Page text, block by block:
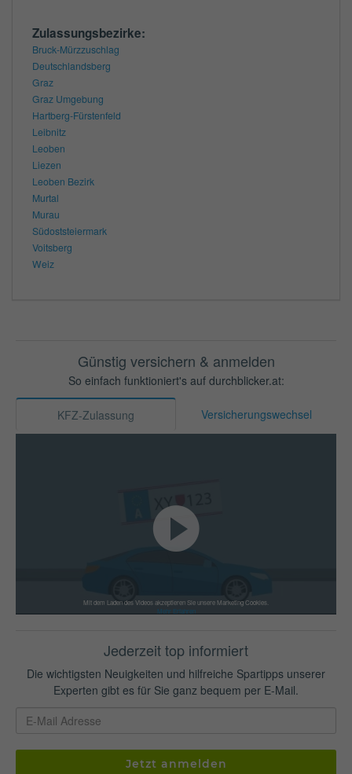
Zulassungsbezirke:
Bruck-Mürzzuschlag
Deutschlandsberg
Graz
Graz Umgebung
Hartberg-Fürstenfeld
Leibnitz
Leoben
Liezen
Leoben Bezirk
Murtal
Murau
Südoststeiermark
Voitsberg
Weiz
Günstig versichern & anmelden
So einfach funktioniert's auf durchblicker.at:
KFZ-Zulassung Versicherungswechsel
Mit dem Laden des Videos akzeptieren Sie unsere Marketing Cookies.
Mehr Erfahren
Jederzeit top informiert
Die wichtigsten Neuigkeiten und hilfreiche Spartipps unserer
Experten gibt es für Sie ganz bequem per E-Mail.
Jetzt anmelden